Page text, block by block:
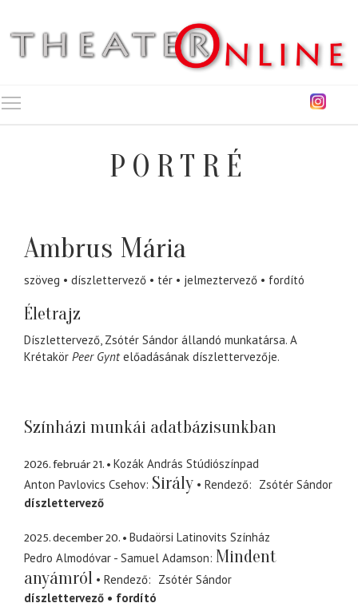
PORTRÉ
Ambrus Mária
szöveg díszlettervező tér jelmeztervező fordító
Életrajz
Díszlettervező, Zsótér Sándor állandó munkatársa. A
Krétakör Peer Gyntelőadásának díszlettervezője.
Színházi munkái adatbázisunkban
2026. február 21.
Kozák András Stúdiószínpad
Anton Pavlovics Csehov Sirály Rendező
Zsótér Sándor
díszlettervező
2025. december 20.
Budaörsi Latinovits Színház
Pedro Almodóvar - Samuel Adamson Mindent
anyámról
Rendező
Zsótér Sándor
díszlettervező
fordító